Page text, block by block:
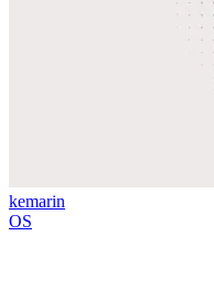
kemarin
OS